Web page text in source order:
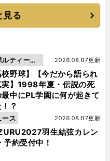
見る
校野球】【今だから語られ
実】1998年夏・伝説の死
最中にPL学園に何が起きて
？
2026.08.07更新
ルティーバ
羽生結弦カレン
予約受付中！
2026.08.07更新
ース